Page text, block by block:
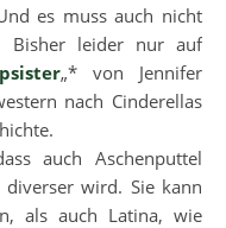
es muss auch nicht
Bisher leider nur auf
„* von Jennifer
nach Cinderellas
auch Aschenputtel
wird. Sie kann
als auch Latina, wie